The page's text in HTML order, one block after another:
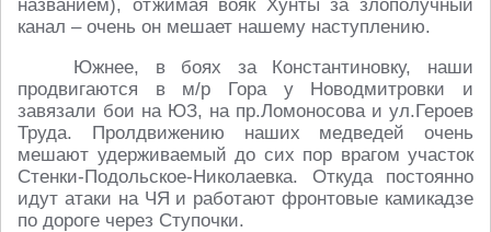
названием), отжимая вояк Хунты за злополучный
канал – очень он мешает нашему наступлению.
Южнее, в боях за Константиновку, наши
продвигаются в м/р Гора у Новодмитровки и
завязали бои на ЮЗ, на пр.Ломоносова и ул.Героев
Труда. Пролдвижению наших медведей очень
мешают удерживаемый до сих пор врагом участок
Стенки-Подольское-Николаевка. Откуда постоянно
идут атаки на ЧЯ и работают фронтовые камикадзе
по дороге через Ступочки.